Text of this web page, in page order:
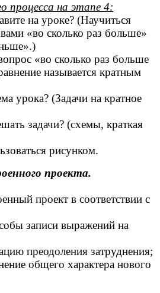
процесса на этапе 4:
на уроке? (Научиться
«во сколько раз больше»
«во сколько раз больше
называется кратным
урока? (Задачи на кратное
задачи? (схемы, краткая
рисунком.
проекта.
проект в соответствии с
записи выражений на
преодоления затруднения;
общего характера нового